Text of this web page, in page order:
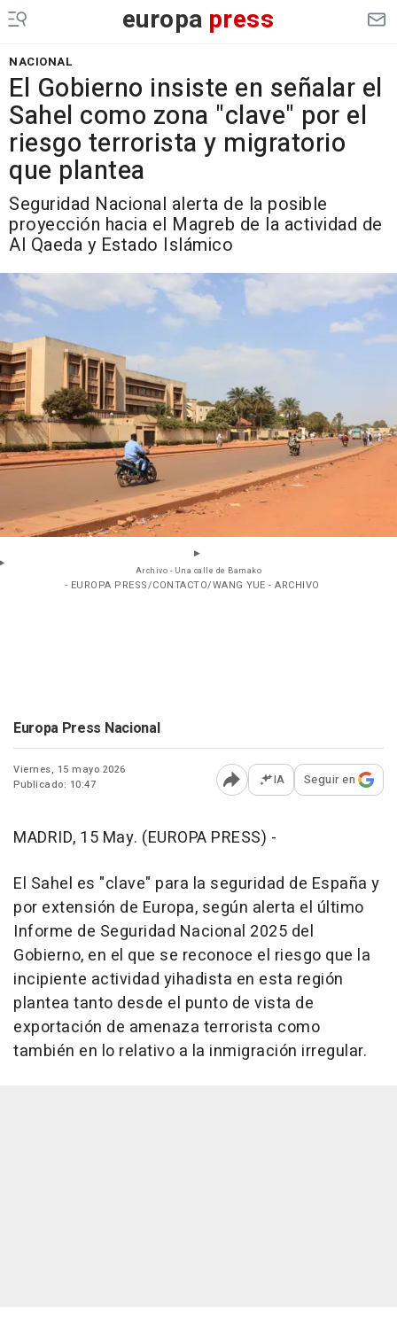
europa press
NACIONAL
El Gobierno insiste en señalar el
Sahel como zona "clave" por el
riesgo terrorista y migratorio
que plantea
Seguridad Nacional alerta de la posible
proyección hacia el Magreb de la actividad de
Al Qaeda y Estado Islámico
Archivo - Una calle de Bamako
- EUROPA PRESS/CONTACTO/WANG YUE - ARCHIVO
Europa Press Nacional
Viernes, 15 mayo 2026
Publicado: 10:47
Abrir opciones para
IA Seguir en
MADRID, 15 May. (EUROPA PRESS) -
El Sahel es "clave" para la seguridad de España y
por extensión de Europa, según alerta el último
Informe de Seguridad Nacional 2025 del
Gobierno, en el que se reconoce el riesgo que la
incipiente actividad yihadista en esta región
plantea tanto desde el punto de vista de
exportación de amenaza terrorista como
también en lo relativo a la inmigración irregular.